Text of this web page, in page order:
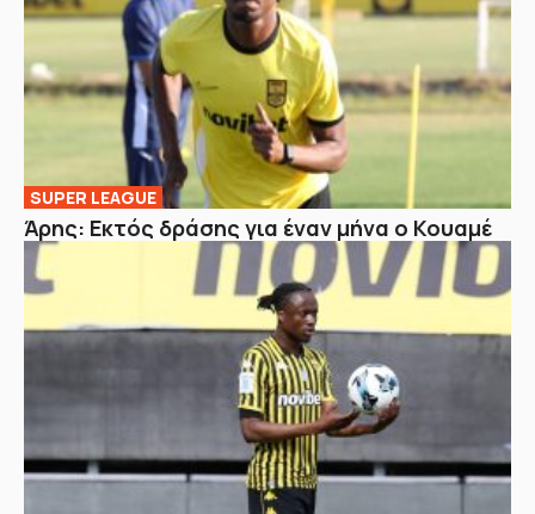
SUPER LEAGUE
Άρης: Εκτός δράσης για έναν μήνα ο Κουαμέ